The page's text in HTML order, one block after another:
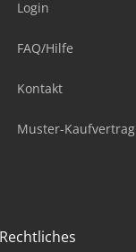
Login
FAQ/Hilfe
Kontakt
Muster-Kaufvertrag
Rechtliches